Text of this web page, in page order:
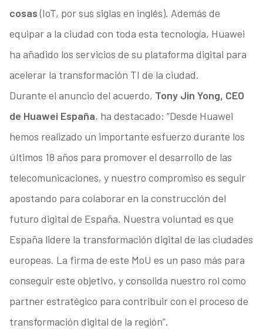
cosas(IoT, por sus siglas en inglés). Además de
equipar a la ciudad con toda esta tecnología, Huawei
ha añadido los servicios de su plataforma digital para
acelerar la transformación TI de la ciudad.
Durante el anuncio del acuerdo, Tony Jin Yong, CEO
de Huawei España, ha destacado: “Desde Huawei
hemos realizado un importante esfuerzo durante los
últimos 18 años para promover el desarrollo de las
telecomunicaciones, y nuestro compromiso es seguir
apostando para colaborar en la construcción del
futuro digital de España. Nuestra voluntad es que
España lidere la transformación digital de las ciudades
europeas. La firma de este MoU es un paso más para
conseguir este objetivo, y consolida nuestro rol como
partner estratégico para contribuir con el proceso de
transformación digital de la región”.